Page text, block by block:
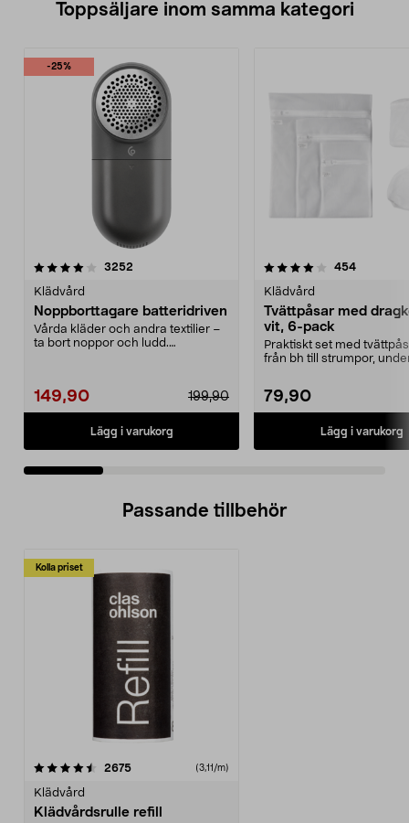
Toppsäljare inom samma kategori
-25%
3252
Klädvård
Noppborttagare batteridriven
Vårda kläder och andra textilier –
ta bort noppor och ludd.
149,90 199,90
Lägg i varukorg
4.0 av 5 stjärnor 454
Klädvård
Tvättpåsar med
vit, 6-pack
Praktiskt set med
från bh till strumpor,
79,90
Lägg i varukorg
4.5 av 5 stjärnor
Passande tillbehör
Kolla priset
2675recensioner (3,11/m)
Klädvård
Klädvårdsrulle refill